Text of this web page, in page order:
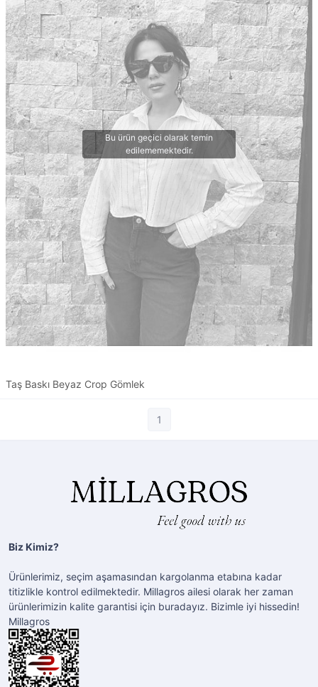
Taş Baskı Beyaz Crop Gömlek
1
Biz Kimiz?
Ürünlerimiz, seçim aşamasından kargolanma etabına kadar
titizlikle kontrol edilmektedir. Millagros ailesi olarak her zaman
ürünlerimizin kalite garantisi için buradayız. Bizimle iyi hissedin!
Millagros